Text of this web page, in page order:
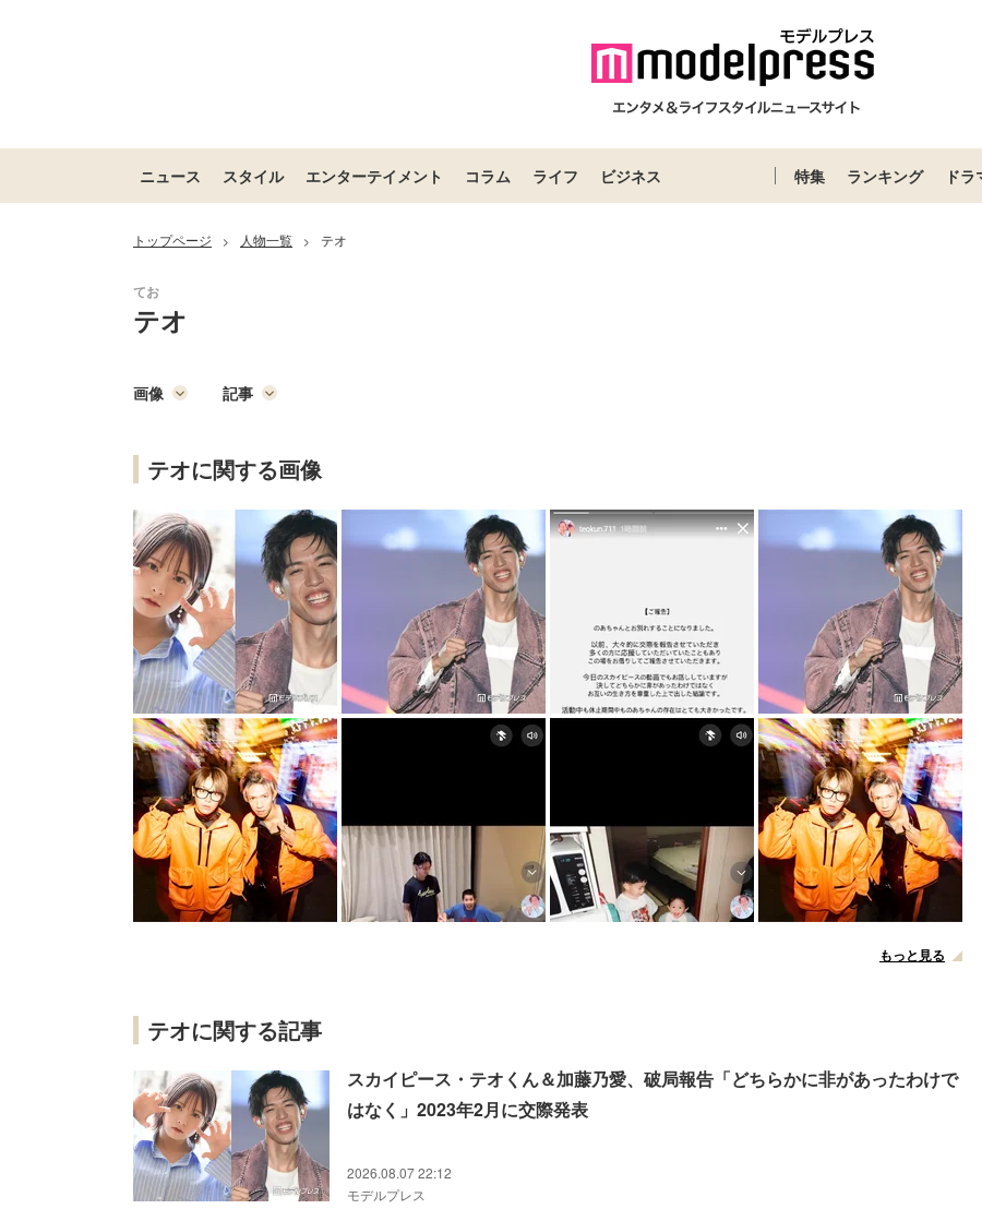
ニュース スタイル エンターテイメント コラム ライフ ビジネス 特集 ランキング ドラ
トップページ > 人物一覧 > テオ
テオ
画像 記事
テオに関する画像
もっと見る
テオに関する記事
スカイピース・テオくん＆加藤乃愛、破局報告「どちらかに非があったわけで
はなく」2023年2月に交際発表
2026.08.07 22:12
モデルプレス